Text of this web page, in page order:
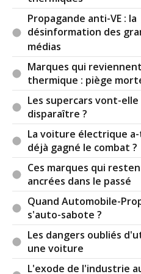
fiches avis, ce serait
Concernant le comparo
j'aurais été curieux d'en
Merci aux
d'esprit et d'humour ;-)
ParPAT38 (2023-10-17
2019 AUJOURD HUIT
SIMILI DE SIEGEAVG
HS A 50000KMS TOIT
PRISE EN CHARGE C
SERVICE APRES VENTE
LES FACTURES SONT
Réagir à ce
(Votre post sera visible
Propagande anti-VE : la
désinformation des
médias
Marques qui
thermique : piège
Les supercars vont-elle
disparaître ?
La voiture électrique
déjà gagné le combat ?
Ces marques qui
ancrées dans le passé
Quand Automobile-
s'auto-sabote ?
Les dangers oubliés
une voiture
L'exode de l'industrie